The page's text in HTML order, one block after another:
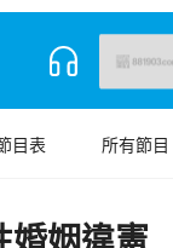
目表 所有節目